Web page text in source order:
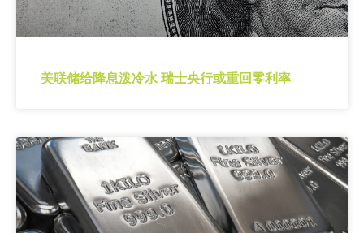
美联储给降息泼冷水 瑞士央行或重回零利率